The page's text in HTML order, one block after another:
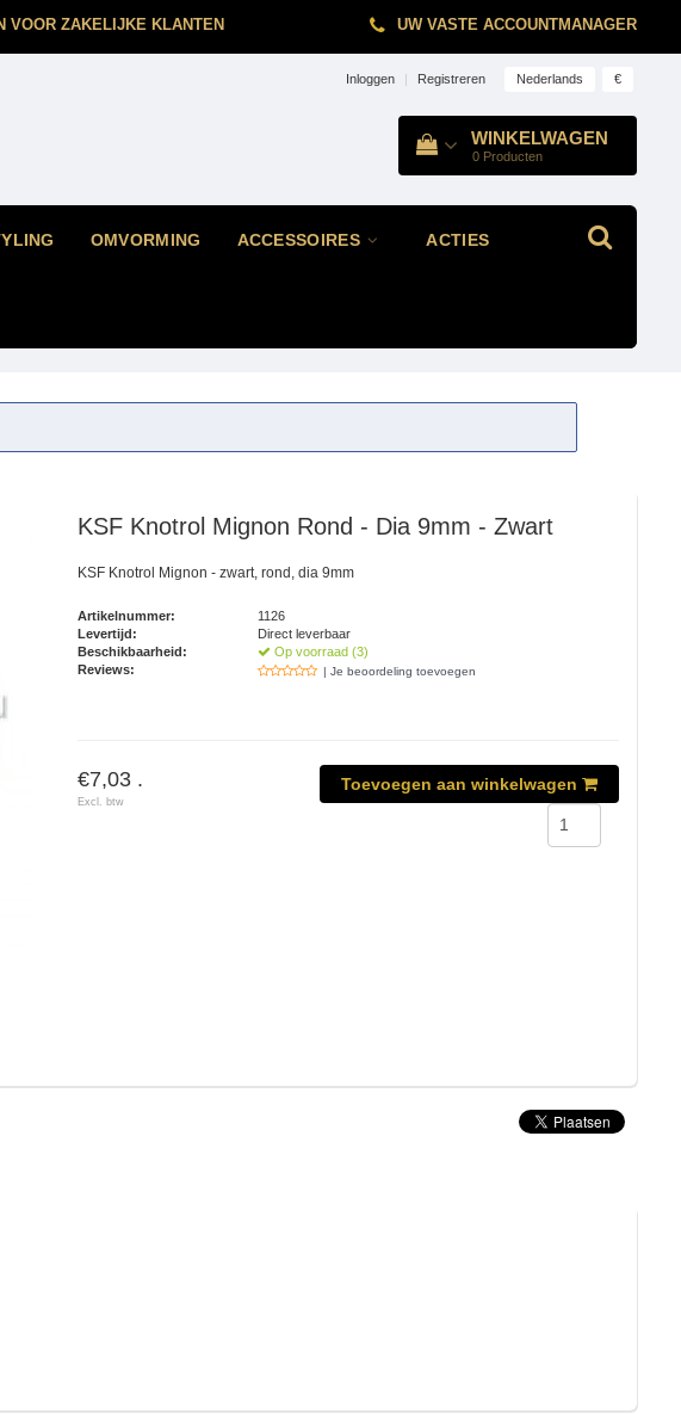
VOOR ZAKELIJKE KLANTEN UW VASTE ACCOUNTMANAGER
Inloggen | Registreren Nederlands €
WINKELWAGEN
0 Producten
OMVORMING ACCESSOIRES ACTIES
KSF Knotrol Mignon Rond - Dia 9mm - Zwart
KSF Knotrol Mignon - zwart, rond, dia 9mm
Artikelnummer:
1126
Levertijd:
Direct leverbaar
Beschikbaarheid:
Op voorraad (3)
Reviews:
| Je beoordeling toevoegen
€7,03 .
Excl. btw
Toevoegen aan winkelwagen